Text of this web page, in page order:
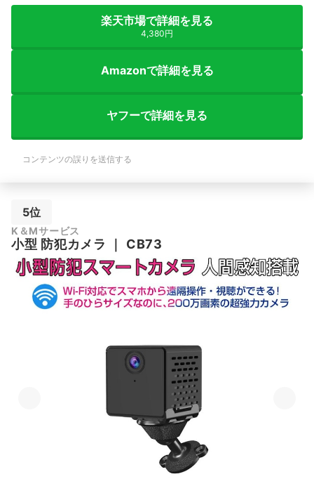
楽天市場で詳細を見る
4,380円
Amazonで詳細を見る
ヤフーで詳細を見る
コンテンツの誤りを送信する
5位
K＆Mサービス
小型 防犯カメラ ｜ CB73